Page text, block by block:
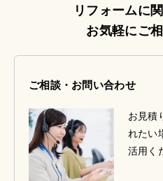
リフォームに
お気軽にご
ご相談・お問い合わせ
お見積
れたい
活用く